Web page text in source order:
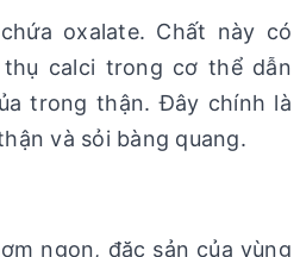
oxalate. Chất này có
calci trong cơ thể dẫn
trong thận. Đây chính là
và sỏi bàng quang.
ngon, đặc sản của vùng